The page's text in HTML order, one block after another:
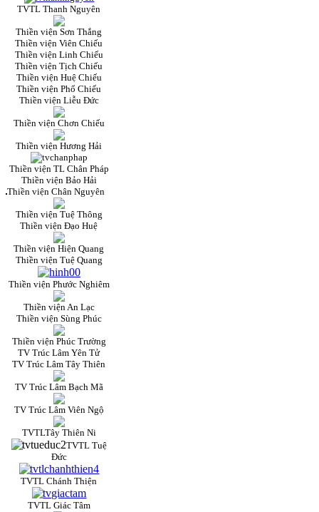
TVTL Thanh Nguyên
Thiền viện Sơn Thắng
Thiền viện Viên Chiếu
Thiền viện Linh Chiếu
Thiền viện Tịch Chiếu
Thiền viện Huệ Chiếu
Thiền viện Phổ Chiếu
Thiền viện Liễu Đức
Thiền viện Chơn Chiếu
Thiền viện Hương Hải
Thiền viện TL Chân Pháp
Thiền viện Bảo Hải
Thiền viện Chân Nguyên
Thiền viện Tuệ Thông
Thiền viện Đạo Huệ
Thiền viện Hiện Quang
Thiền viện Tuệ Quang
Thiền viện Phước Nghiêm
Thiền viện An Lạc
Thiền viện Sùng Phúc
Thiền viện Phúc Trường
TV Trúc Lâm Yên Tử
TV Trúc Lâm Tây Thiên
TV Trúc Lâm Bạch Mã
TV Trúc Lâm Viên Ngộ
TVTLTây Thiên Ni
TVTL Tuệ
Đức
TVTL Chánh Thiện
TVTL Giác Tâm